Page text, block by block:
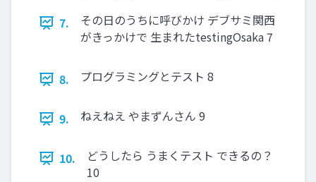
7.
その日のうちに呼びかけ デブサミ関西
がきっかけで 生まれたtestingOsaka 7
8. プログラミングとテスト 8
9. ねえねえ やまずんさん 9
10.
どうしたら うまくテスト できるの？
10